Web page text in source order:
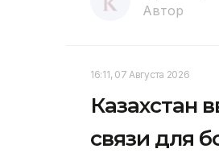
Автор
16:11, 07 Августа 2026
Казахстан
связи для